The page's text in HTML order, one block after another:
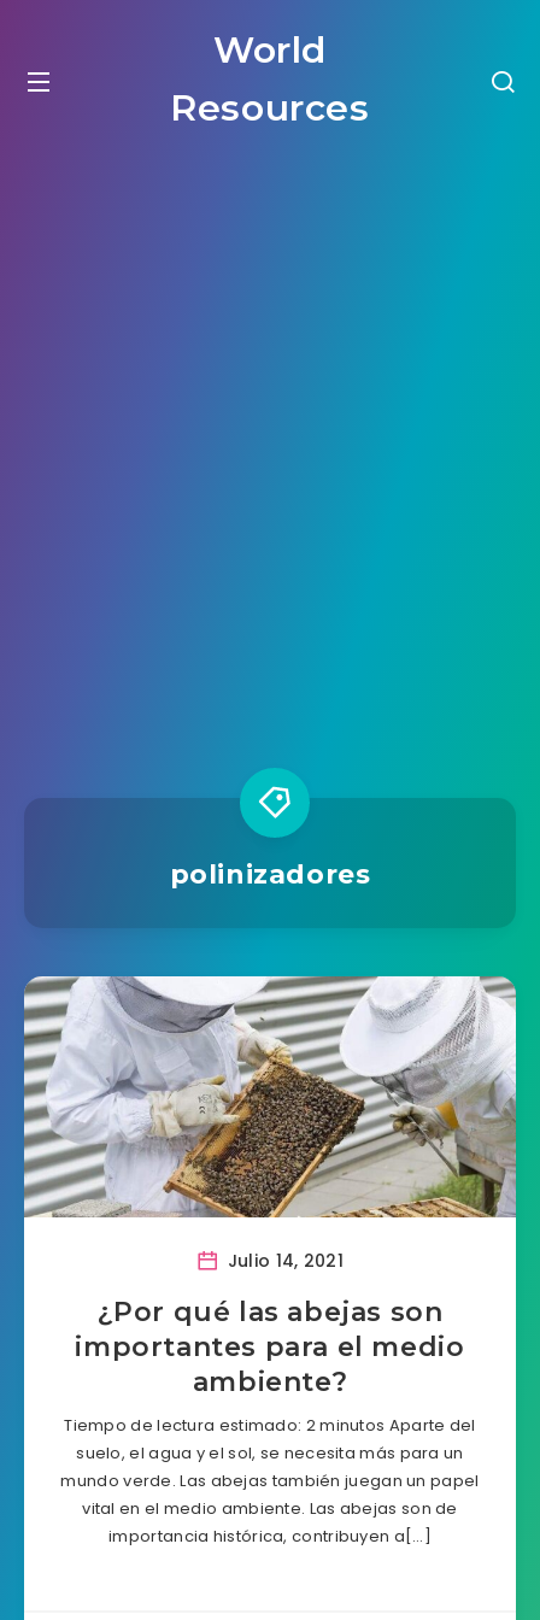
World
Resources
polinizadores
Julio 14, 2021
¿Por qué las abejas son
importantes para el medio
ambiente?
Tiempo de lectura estimado: 2 minutos Aparte del
suelo, el agua y el sol, se necesita más para un
mundo verde. Las abejas también juegan un papel
vital en el medio ambiente. Las abejas son de
importancia histórica, contribuyen a[…]